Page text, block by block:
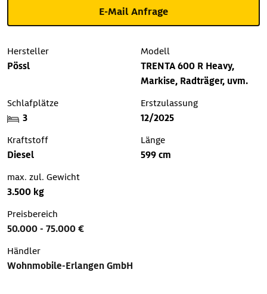
E-Mail Anfrage
Hersteller
Pössl
Modell
TRENTA 600 R Heavy,
Markise, Radträger, uvm.
Schlafplätze
3
Erstzulassung
12/2025
Kraftstoff
Diesel
Länge
599 cm
max. zul. Gewicht
3.500 kg
Preisbereich
50.000 - 75.000 €
Händler
Wohnmobile-Erlangen GmbH